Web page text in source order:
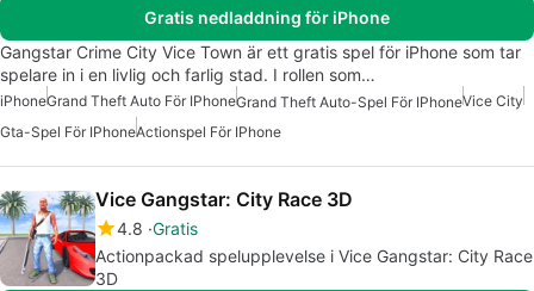
Gratis nedladdning för iPhone
Gangstar Crime City Vice Town är ett gratis spel för iPhone som tar
spelare in i en livlig och farlig stad. I rollen som…
iPhoneGrand Theft Auto För IPhoneGrand Theft Auto-Spel För IPhoneVice City
Gta-Spel För IPhoneActionspel För IPhone
Vice Gangstar: City Race 3D
4.8 Gratis
Actionpackad spelupplevelse i Vice Gangstar: City Race
3D